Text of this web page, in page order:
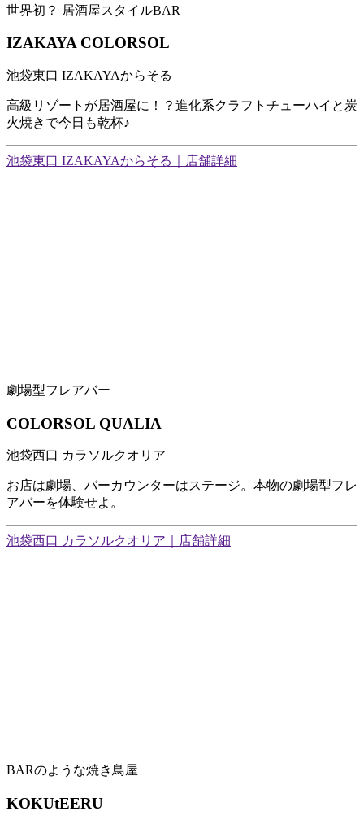
世界初？ 居酒屋スタイルBAR
IZAKAYA COLORSOL
池袋東口 IZAKAYAからそる
高級リゾートが居酒屋に！？進化系クラフトチューハイと炭
火焼きで今日も乾杯♪
池袋東口 IZAKAYAからそる｜店舗詳細
劇場型フレアバー
COLORSOL QUALIA
池袋西口 カラソルクオリア
お店は劇場、バーカウンターはステージ。本物の劇場型フレ
アバーを体験せよ。
池袋西口 カラソルクオリア｜店舗詳細
BARのような焼き鳥屋
KOKUtEERU